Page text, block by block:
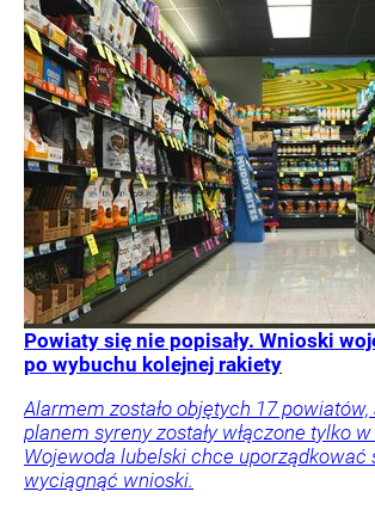
Powiaty się nie popisały. Wnioski
po wybuchu kolejnej rakiety
Alarmem zostało objętych 17 powiatów,
planem syreny zostały włączone tylko
Wojewoda lubelski chce uporządkować
wyciągnąć wnioski.